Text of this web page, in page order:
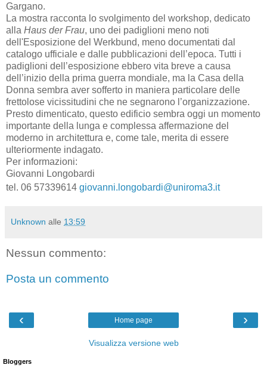
Gargano.
La mostra racconta lo svolgimento del workshop, dedicato
alla Haus der Frau, uno dei padiglioni meno noti
dell'Esposizione del Werkbund, meno documentati dal
catalogo ufficiale e dalle pubblicazioni dell’epoca. Tutti i
padiglioni dell’esposizione ebbero vita breve a causa
dell’inizio della prima guerra mondiale, ma la Casa della
Donna sembra aver sofferto in maniera particolare delle
frettolose vicissitudini che ne segnarono l’organizzazione.
Presto dimenticato, questo edificio sembra oggi un momento
importante della lunga e complessa affermazione del
moderno in architettura e, come tale, merita di essere
ulteriormente indagato.
Per informazioni:
Giovanni Longobardi
tel. 06 57339614 giovanni.longobardi@uniroma3.it
Unknown alle 13:59
Nessun commento:
Posta un commento
‹ ›
Home page
Visualizza versione web
Bloggers